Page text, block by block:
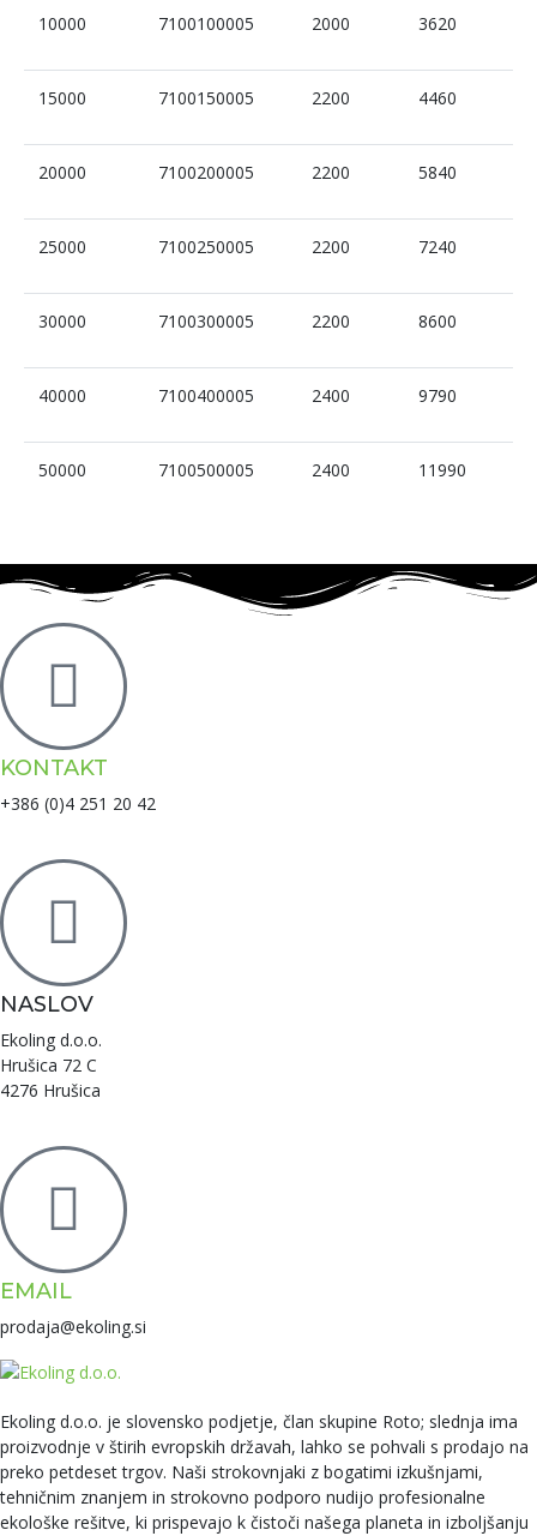
10000 7100100005 2000 3620
15000 7100150005 2200 4460
20000 7100200005 2200 5840
25000 7100250005 2200 7240
30000 7100300005 2200 8600
40000 7100400005 2400 9790
50000 7100500005 2400 11990
KONTAKT
+386 (0)4 251 20 42
NASLOV
Ekoling d.o.o.
Hrušica 72 C
4276 Hrušica
EMAIL
prodaja@ekoling.si
Ekoling d.o.o. je slovensko podjetje, član skupine Roto; slednja ima
proizvodnje v štirih evropskih državah, lahko se pohvali s prodajo na
preko petdeset trgov. Naši strokovnjaki z bogatimi izkušnjami,
tehničnim znanjem in strokovno podporo nudijo profesionalne
ekološke rešitve, ki prispevajo k čistoči našega planeta in izboljšanju